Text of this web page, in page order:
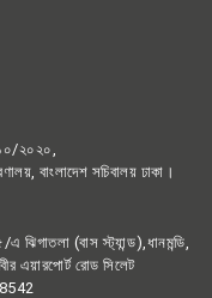
২০২০,
বাংলাদেশ সচিবালয় ঢাকা।
(বাস স্ট্যান্ড),ধানমন্ডি,
এয়ারপোর্ট রোড সিলেট